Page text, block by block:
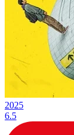
2025
6.5